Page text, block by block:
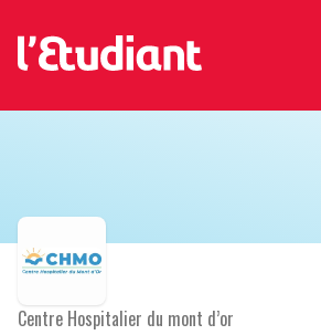
Centre Hospitalier du mont d’or